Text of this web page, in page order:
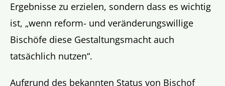
Ergebnisse zu erzielen, sondern dass es wichtig
ist, „wenn reform- und veränderungswillige
Bischöfe diese Gestaltungsmacht auch
tatsächlich nutzen“.
Aufgrund des bekannten Status von Bischof